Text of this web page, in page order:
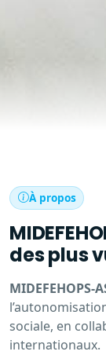
À propos
des plus
MIDEFEHOPS-
sociale, en
internationaux.